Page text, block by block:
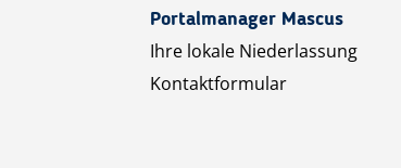
Portalmanager Mascus
Ihre lokale Niederlassung
Kontaktformular